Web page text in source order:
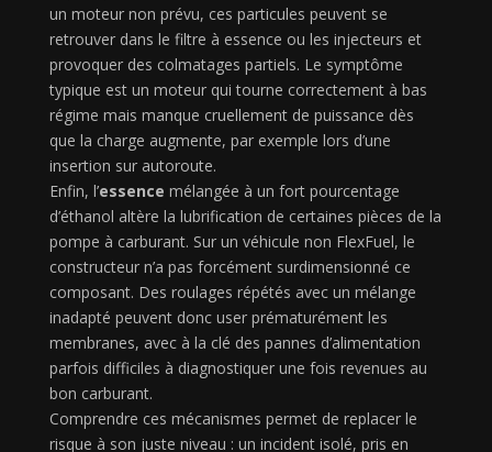
un moteur non prévu, ces particules peuvent se
retrouver dans le filtre à essence ou les injecteurs et
provoquer des colmatages partiels. Le symptôme
typique est un moteur qui tourne correctement à bas
régime mais manque cruellement de puissance dès
que la charge augmente, par exemple lors d’une
insertion sur autoroute.
Enfin, l’essence mélangée à un fort pourcentage
d’éthanol altère la lubrification de certaines pièces de la
pompe à carburant. Sur un véhicule non FlexFuel, le
constructeur n’a pas forcément surdimensionné ce
composant. Des roulages répétés avec un mélange
inadapté peuvent donc user prématurément les
membranes, avec à la clé des pannes d’alimentation
parfois difficiles à diagnostiquer une fois revenues au
bon carburant.
Comprendre ces mécanismes permet de replacer le
risque à son juste niveau : un incident isolé, pris en